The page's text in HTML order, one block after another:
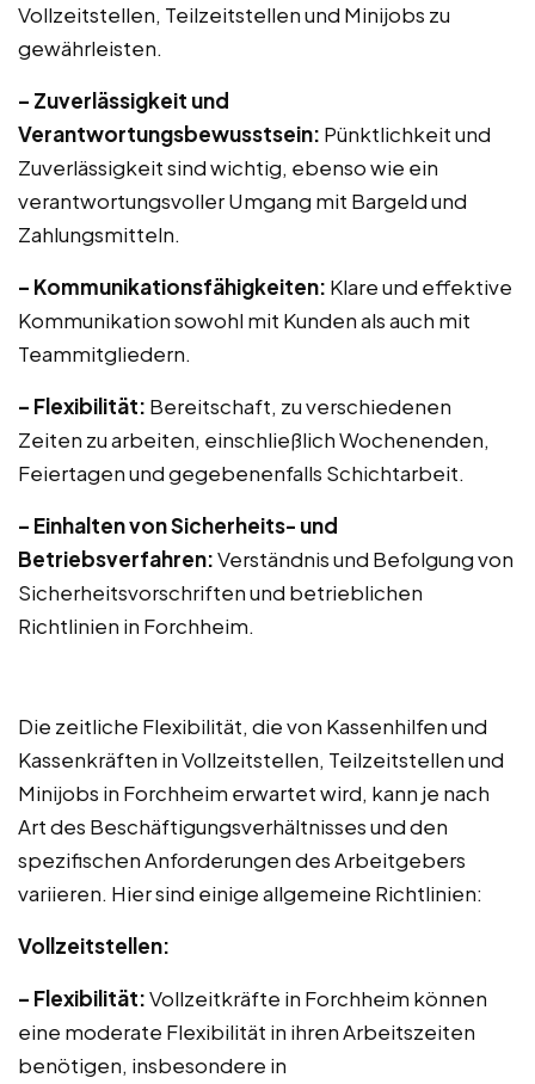
Vollzeitstellen, Teilzeitstellen und Minijobs zu
gewährleisten.
– Zuverlässigkeit und
Verantwortungsbewusstsein: Pünktlichkeit und
Zuverlässigkeit sind wichtig, ebenso wie ein
verantwortungsvoller Umgang mit Bargeld und
Zahlungsmitteln.
– Kommunikationsfähigkeiten: Klare und effektive
Kommunikation sowohl mit Kunden als auch mit
Teammitgliedern.
– Flexibilität: Bereitschaft, zu verschiedenen
Zeiten zu arbeiten, einschließlich Wochenenden,
Feiertagen und gegebenenfalls Schichtarbeit.
– Einhalten von Sicherheits- und
Betriebsverfahren:Verständnis und Befolgung von
Sicherheitsvorschriften und betrieblichen
Richtlinien in Forchheim.
Die zeitliche Flexibilität, die von Kassenhilfen und
Kassenkräften in Vollzeitstellen, Teilzeitstellen und
Minijobs in Forchheim erwartet wird, kann je nach
Art des Beschäftigungsverhältnisses und den
spezifischen Anforderungen des Arbeitgebers
variieren. Hier sind einige allgemeine Richtlinien:
Vollzeitstellen:
– Flexibilität:Vollzeitkräfte in Forchheim können
eine moderate Flexibilität in ihren Arbeitszeiten
benötigen, insbesondere in